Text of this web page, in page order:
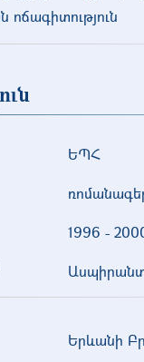
ոճագիտություն
ԵՊՀ
1996 -
Երևանի